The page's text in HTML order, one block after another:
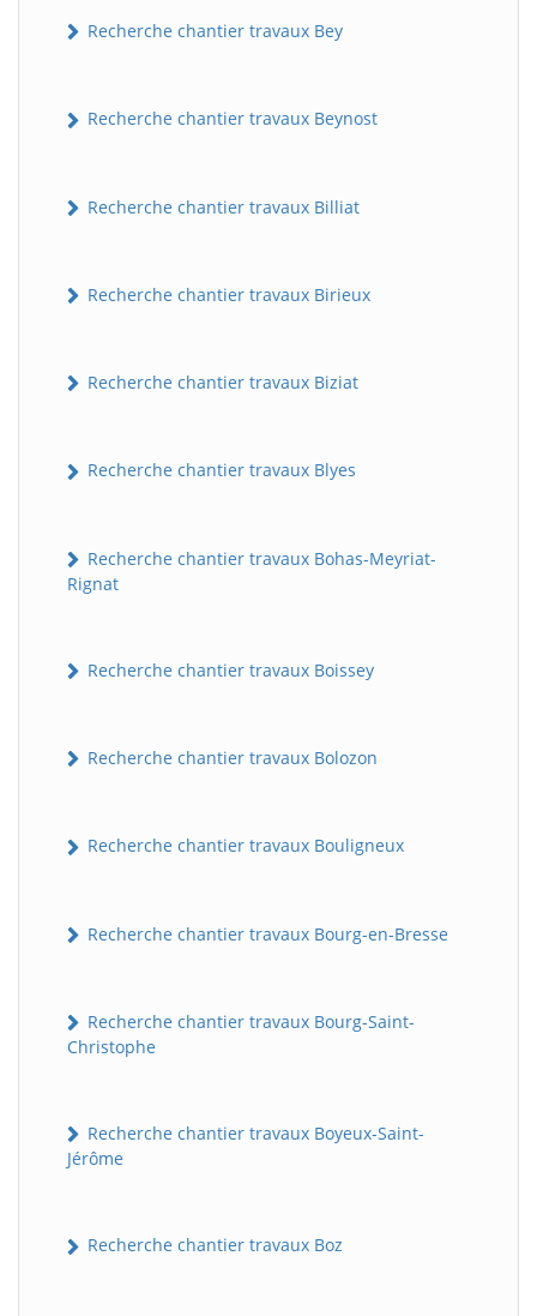
Recherche chantier travaux Bey
Recherche chantier travaux Beynost
Recherche chantier travaux Billiat
Recherche chantier travaux Birieux
Recherche chantier travaux Biziat
Recherche chantier travaux Blyes
Recherche chantier travaux Bohas-Meyriat-
Rignat
Recherche chantier travaux Boissey
Recherche chantier travaux Bolozon
Recherche chantier travaux Bouligneux
Recherche chantier travaux Bourg-en-Bresse
Recherche chantier travaux Bourg-Saint-
Christophe
Recherche chantier travaux Boyeux-Saint-
Jérôme
Recherche chantier travaux Boz